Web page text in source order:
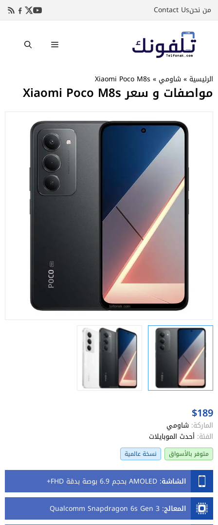
إلىمن نحنContact Us
القائمة
الرئيسية »شاومي »
Xiaomi Poco M8s
مواصفات و سعر Xiaomi Poco M8s
$189
الماركة: شاومي
الفئة: أحدث الموبايلات
متوفر بالأسواق نسخة عالمية
الشاشة: AMOLED بحجم 6.9 بوصة بدقة FHD+
المعالج:
Qualcomm Snapdragon 6s Gen 3